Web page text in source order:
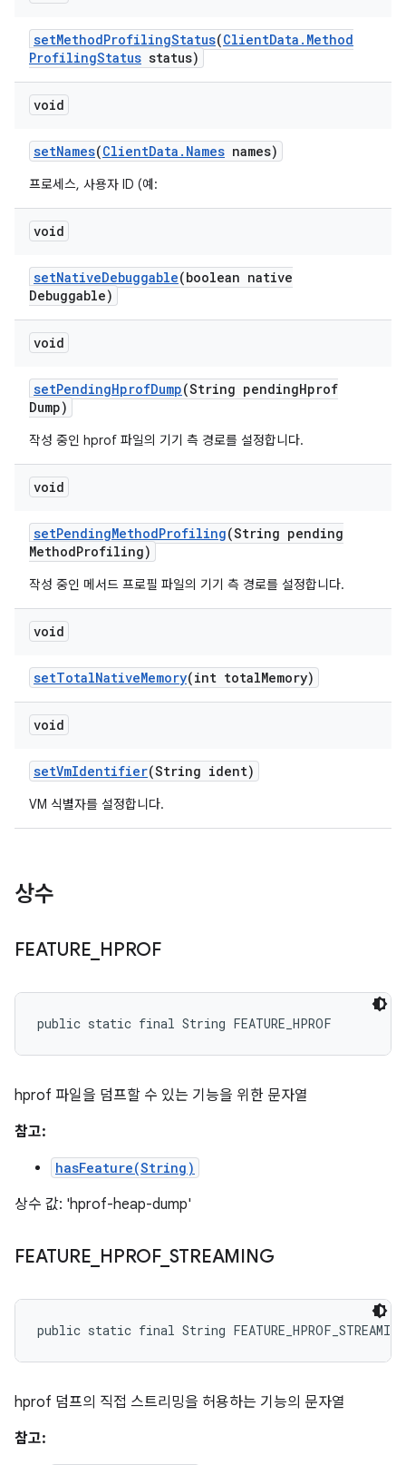
setMethodProfilingStatus(ClientData . Method
ProfilingStatus status)
void
setNames(ClientData . Names names)
프로세스, 사용자 ID (예:
void
setNativeDebuggable(boolean native
Debuggable)
void
setPendingHprofDump(String pendingHprof
Dump)
작성 중인 hprof 파일의 기기 측 경로를 설정합니다.
void
setPendingMethodProfiling(String pending
MethodProfiling)
작성 중인 메서드 프로필 파일의 기기 측 경로를 설정합니다.
void
setTotalNativeMemory(int totalMemory)
void
setVmIdentifier(String ident)
VM 식별자를 설정합니다.
상수
FEATURE HPROF
public static final String FEATURE_HPROF
hprof 파일을 덤프할 수 있는 기능을 위한 문자열
참고:
hasFeature(String)
상수 값: 'hprof-heap-dump'
FEATURE HPROF_ STREAMING
public static final String FEATURE_HPROF_STREAMING
hprof 덤프의 직접 스트리밍을 허용하는 기능의 문자열
참고: